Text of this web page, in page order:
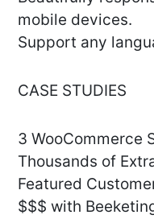
mobile devices.
Support any
CASE STUDIES
3 WooCommerce
Thousands of
Featured
$$$ with